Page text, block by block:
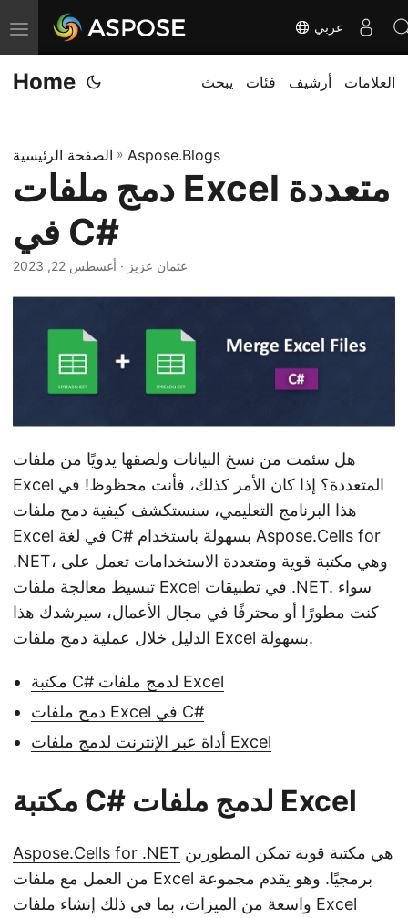
ت
ب
د
ا
ل
ن
ق
عربي
Home يبحث فئات أرشيف العلامات
الصفحة الرئيسية » Aspose.Blogs
دمج ملفات Excel متعددة
في C#
أغسطس 22, 2023 · عثمان عزيز
هل سئمت من نسخ البيانات ولصقها يدويًا من ملفات
Excel المتعددة؟ إذا كان الأمر كذلك، فأنت محظوظ! في
هذا البرنامج التعليمي، سنستكشف كيفية دمج ملفات
Excel في لغة C# بسهولة باستخدام Aspose.Cells for
.NET، وهي مكتبة قوية ومتعددة الاستخدامات تعمل على
تبسيط معالجة ملفات Excel في تطبيقات .NET. سواء
كنت مطورًا أو محترفًا في مجال الأعمال، سيرشدك هذا
الدليل خلال عملية دمج ملفات Excel بسهولة.
مكتبة C# لدمج ملفات Excel
دمج ملفات Excel في C#
أداة عبر الإنترنت لدمج ملفات Excel
مكتبة C# لدمج ملفات Excel
Aspose.Cells for .NET
من العمل مع ملفات Excel برمجيًا. وهو يقدم مجموعة
واسعة من الميزات، بما في ذلك إنشاء ملفات Excel